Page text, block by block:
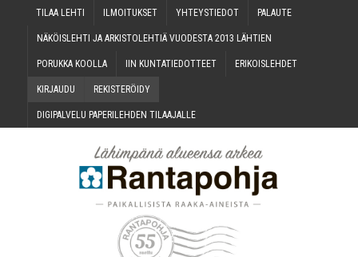
TILAA LEH­TI ILMOI­TUK­SET YHTEYS­TIE­DOT PALAU­TE
NÄKÖIS­LEH­TI JA ARKIS­TO­LEH­TIÄ VUO­DES­TA 2013 LÄHTIEN
PORUK­KA KOOLLA IIN KUN­TA­TIE­DOT­TEET ERI­KOIS­LEH­DET
KIR­JAU­DU REKIS­TE­RÖI­DY
DIGI­PAL­VE­LU PAPE­RI­LEH­DEN TILAAJALLE